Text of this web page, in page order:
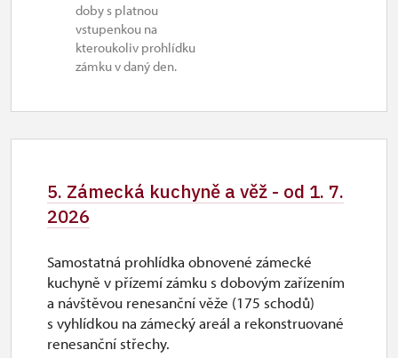
ne
10.00 – 15.00
2. 11.-16. 11.
čt–so
10.00 – 14.00
čt–ne
28. 11.-13. 12.
čt–ne
10.00 – 14.00
doby s platnou
vstupenkou na
kteroukoliv prohlídku
zámku v daný den.
5. Zámecká kuchyně a věž - od 1. 7.
2026
Samostatná prohlídka obnovené zámecké
kuchyně v přízemí zámku s dobovým zařízením
a návštěvou renesanční věže (175 schodů)
s vyhlídkou na zámecký areál a rekonstruované
renesanční střechy.